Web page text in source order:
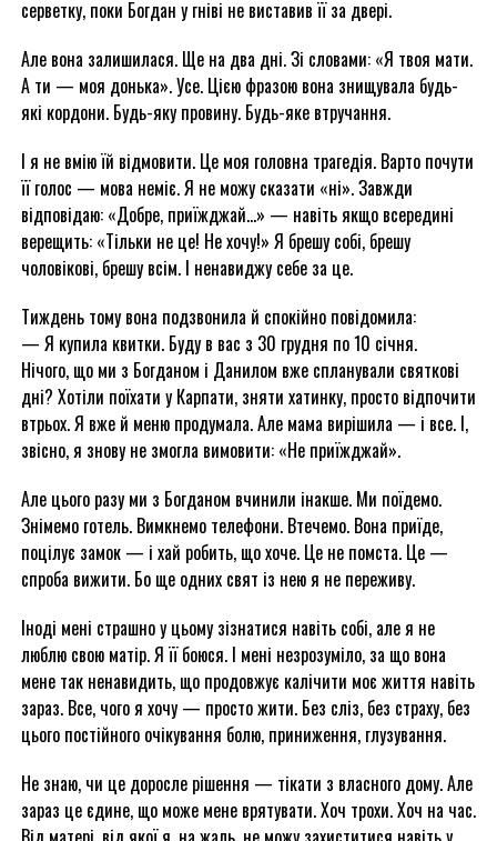
серветку, поки Богдан у гніві не виставив її за двері.
Але вона залишилася. Ще на два дні. Зі словами: «Я твоя мати.
А ти — моя донька». Усе. Цією фразою вона знищувала будь-
які кордони. Будь-яку провину. Будь-яке втручання.
І я не вмію їй відмовити. Це моя головна трагедія. Варто почути
її голос — мова неміє. Я не можу сказати «ні». Завжди
відповідаю: «Добре, приїжджай…» — навіть якщо всередині
верещить: «Тільки не це! Не хочу!» Я брешу собі, брешу
чоловікові, брешу всім. І ненавиджу себе за це.
Тиждень тому вона подзвонила й спокійно повідомила:
— Я купила квитки. Буду в вас з 30 грудня по 10 січня.
Нічого, що ми з Богданом і Данилом вже спланували святкові
дні? Хотіли поїхати у Карпати, зняти хатинку, просто відпочити
втрьох. Я вже й меню продумала. Але мама вирішила — і все. І,
звісно, я знову не змогла вимовити: «Не приїжджай».
Але цього разу ми з Богданом вчинили інакше. Ми поїдемо.
Знімемо готель. Вимкнемо телефони. Втечемо. Вона приїде,
поцілує замок — і хай робить, що хоче. Це не помста. Це —
спроба вижити. Бо ще одних свят із нею я не переживу.
Іноді мені страшно у цьому зізнатися навіть собі, але я не
люблю свою матір. Я її боюся. І мені незрозуміло, за що вона
мене так ненавидить, що продовжує калічити моє життя навіть
зараз. Все, чого я хочу — просто жити. Без сліз, без страху, без
цього постійного очікування болю, приниження, глузування.
Не знаю, чи це доросле рішення — тікати з власного дому. Але
зараз це єдине, що може мене врятувати. Хоч трохи. Хоч на час.